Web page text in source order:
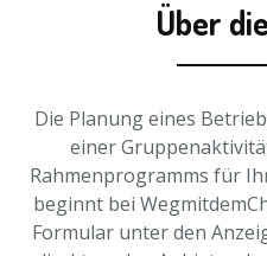
Über
Die Planung eines
einer
Rahmenprogramms für
beginnt bei
Formular unter den